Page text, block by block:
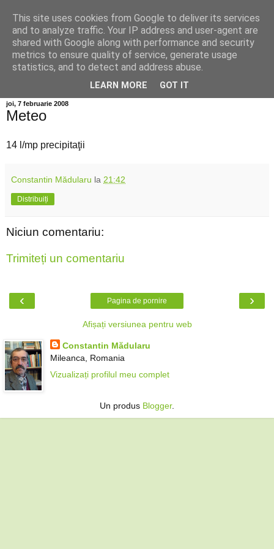
Info MILEANCA
BINE AȚI VENIT! *Jurnal online de informație și opinie;
Vineri 07 August, 2026
joi, 7 februarie 2008
Meteo
14 l/mp precipitaţii
Constantin Mădularu la 21:42
Distribuiți
Niciun comentariu:
Trimiteți un comentariu
‹ ›
Pagina de pornire
Afișați versiunea pentru web
Constantin Mădularu
Mileanca, Romania
Vizualizați profilul meu complet
Un produs Blogger.
This site uses cookies from Google to deliver its services
and to analyze traffic. Your IP address and user-agent are
shared with Google along with performance and security
metrics to ensure quality of service, generate usage
statistics, and to detect and address abuse.
LEARN MORE GOT IT